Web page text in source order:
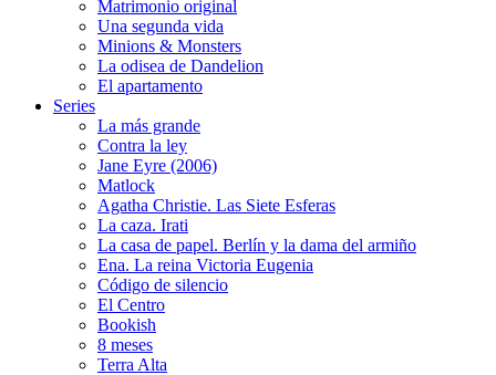
Matrimonio original
Una segunda vida
Minions & Monsters
La odisea de Dandelion
El apartamento
Series
La más grande
Contra la ley
Jane Eyre (2006)
Matlock
Agatha Christie. Las Siete Esferas
La caza. Irati
La casa de papel. Berlín y la dama del armiño
Ena. La reina Victoria Eugenia
Código de silencio
El Centro
Bookish
8 meses
Terra Alta